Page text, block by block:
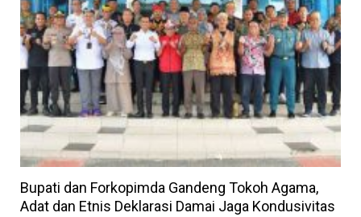
Bupati dan Forkopimda Gandeng Tokoh Agama,
Adat dan Etnis Deklarasi Damai Jaga Kondusivitas